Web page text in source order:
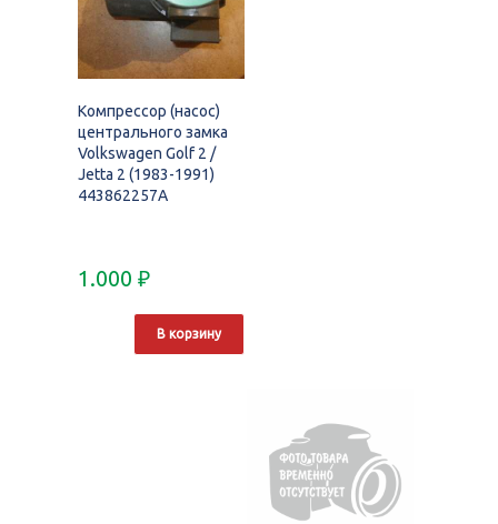
Компрессор (насос)
центрального замка
Volkswagen Golf 2 /
Jetta 2 (1983-1991)
443862257A
1.000 ₽
В корзину